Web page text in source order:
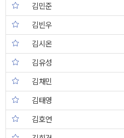
김민준
김빈우
김시온
김유성
김채민
김태영
김호연